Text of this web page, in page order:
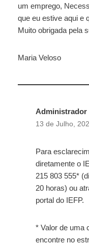
um emprego,
que eu estive aqui e
Muito obrigada pela
Maria Veloso
Administrador
13 de Julho,
Para
diretamente o
215 803 555*
20 horas) ou
portal do IEFP.
* Valor de uma
encontre no